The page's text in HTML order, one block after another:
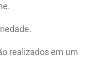
realizados em um